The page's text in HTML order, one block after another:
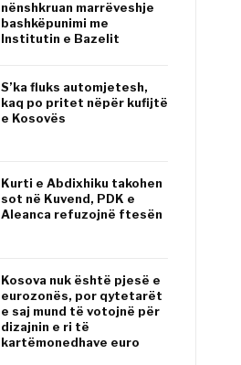
nënshkruan marrëveshje
bashkëpunimi me
Institutin e Bazelit
S’ka fluks automjetesh,
kaq po pritet nëpër kufijtë
e Kosovës
Kurti e Abdixhiku takohen
sot në Kuvend, PDK e
Aleanca refuzojnë ftesën
Kosova nuk është pjesë e
eurozonës, por qytetarët
e saj mund të votojnë për
dizajnin e ri të
kartëmonedhave euro